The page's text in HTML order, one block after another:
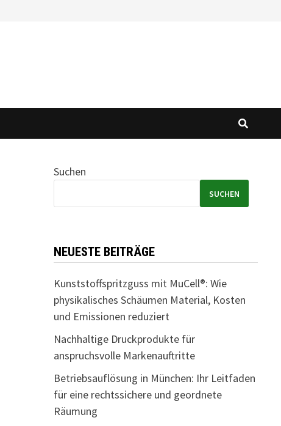
Suchen
SUCHEN
NEUESTE BEITRÄGE
Kunststoffspritzguss mit MuCell®: Wie
physikalisches Schäumen Material, Kosten
und Emissionen reduziert
Nachhaltige Druckprodukte für
anspruchsvolle Markenauftritte
Betriebsauflösung in München: Ihr Leitfaden
für eine rechtssichere und geordnete
Räumung